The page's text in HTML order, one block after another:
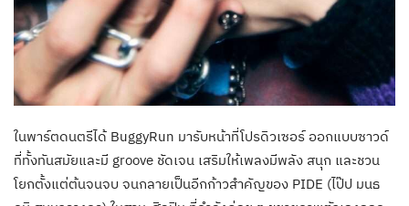
ในพาร์ตดนตรีได้ BuggyRun มารับหน้าที่โปรดิวเซอร์ ออกแบบซาวด์
ที่ทั้งทันสมัยและมี groove ชัดเจน เสริมให้เพลงมีพลัง สนุก และชวน
โยกตั้งแต่ต้นจนจบ จนกลายเป็นอีกก้าวสำคัญของ PIDE (ไป๊ป มนธ